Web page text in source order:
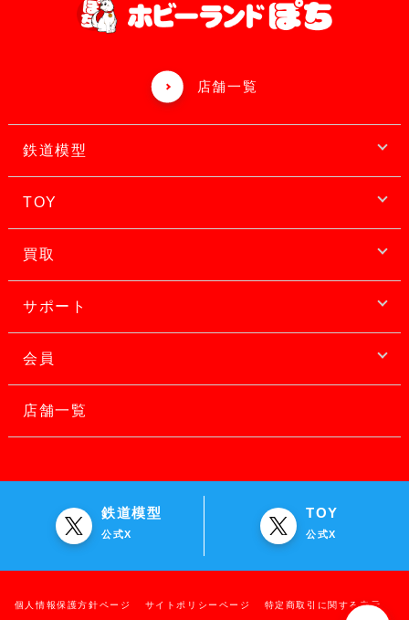
店舗一覧
鉄道模型
TOY
買取
サポート
会員
店舗一覧
鉄道模型
公式X
TOY
公式X
個人情報保護方針ページ サイトポリシーページ 特定商取引に関する表示